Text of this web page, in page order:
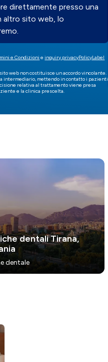
direttamente presso una
altro sito web, lo
e Condizioni e inquiry.privacyPolicyLabel
web non costituisce un accordo vincolante.
intermediario, mettendo in contatto i pazienti
relativa al trattamento viene presa
e la clinica prescelta.
dentali Tirana,
dentale